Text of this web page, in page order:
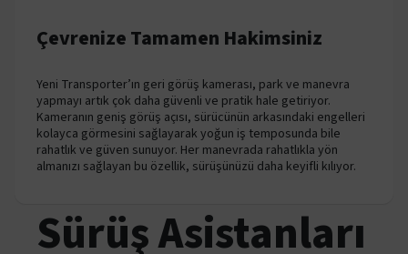
Çevrenize Tamamen Hakimsiniz
Yeni Transporter’ın geri görüş kamerası, park ve manevra
yapmayı artık çok daha güvenli ve pratik hale getiriyor.
Kameranın geniş görüş açısı, sürücünün arkasındaki engelleri
kolayca görmesini sağlayarak yoğun iş temposunda bile
rahatlık ve güven sunuyor. Her manevrada rahatlıkla yön
almanızı sağlayan bu özellik, sürüşünüzü daha keyifli kılıyor.
Sürüş Asistanları